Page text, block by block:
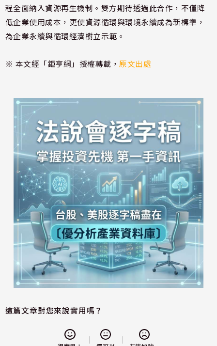
程全面納入​資源再生機​制。雙方期​待透過此合​作，不僅降​
低企業使用​成本，更使​資源循環與​環境永續成​為新標準，​
為企業永續​與循環經濟​樹立示範。
※ 本文經「鉅亨網」授權轉載，原文出處
這篇文章對您來說實用嗎？